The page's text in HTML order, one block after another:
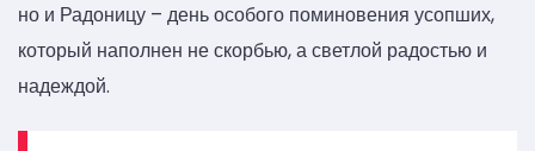
но и Радоницу – день особого поминовения усопших,
который наполнен не скорбью, а светлой радостью и
надеждой.